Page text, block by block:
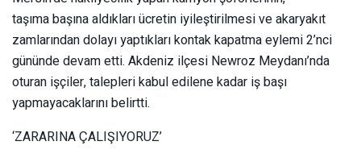
taşıma başına aldıkları ücretin iyileştirilmesi ve akaryakıt
zamlarından dolayı yaptıkları kontak kapatma eylemi 2’nci
gününde devam etti. Akdeniz ilçesi Newroz Meydanı’nda
oturan işçiler, talepleri kabul edilene kadar iş başı
yapmayacaklarını belirtti.
‘ZARARINA ÇALIŞIYORUZ’